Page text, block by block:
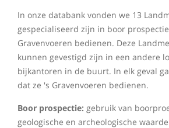
In onze databank vonden we 13
gespecialiseerd zijn in boor
Gravenvoeren bedienen. Deze
kunnen gevestigd zijn in een andere
bijkantoren in de buurt. In elk geval
dat ze 's Gravenvoeren bedienen.
Boor prospectie: gebruik van
geologische en archeologische